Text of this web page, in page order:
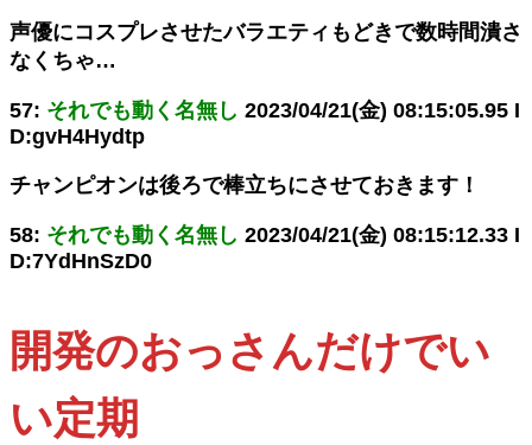
声優にコスプレさせたバラエティもどきで数時間潰さ
なくちゃ…
57: それでも動く名無し 2023/04/21(金) 08:15:05.95 I
D:gvH4Hydtp
チャンピオンは後ろで棒立ちにさせておきます！
58: それでも動く名無し 2023/04/21(金) 08:15:12.33 I
D:7YdHnSzD0
開発のおっさんだけでい
い定期